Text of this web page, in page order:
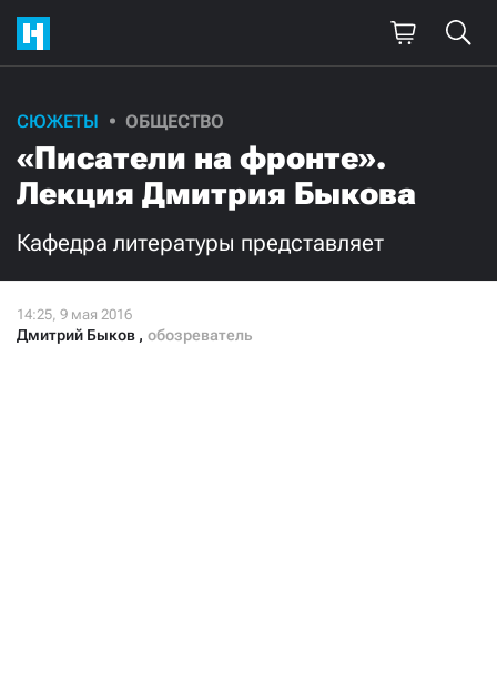
СЮЖЕТЫ ОБЩЕСТВО
«Писатели на фронте».
Лекция Дмитрия Быкова
Кафедра литературы представляет
Дмитрий Быков , обозреватель